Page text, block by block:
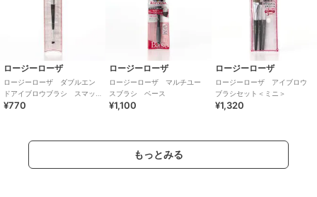
ロージーローザ
ロージーローザ ダブルエン
ドアイブロウブラシ スマッ
ジタイプ
¥770
ロージーローザ
ロージーローザ マルチユー
スブラシ ベース
¥1,100
ロージーローザ
ロージーローザ アイブロウ
ブラシセット＜ミニ＞
¥1,320
もっとみる